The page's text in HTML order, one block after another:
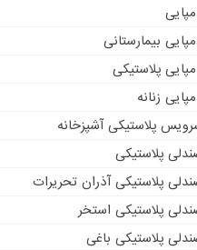
بیمارستانی
پلاستیکی
زنانه
پلاستیکی آشپزخانه
پلاستیکی
پلاستیکی آذران تحریرات
پلاستیکی استخر
پلاستیکی باغی